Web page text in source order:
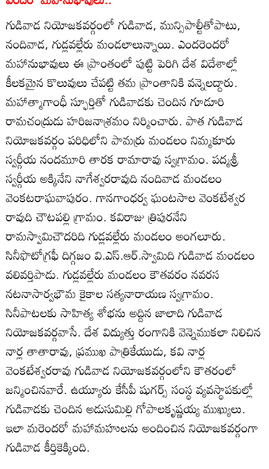
గుడివాడ నియోజకవర్గంలో గుడివాడ, మున్సిపాల్టీతోపాటు,
నందివాడ, గుడ్లవల్లేరు మండలాలున్నాయి. ఎందరెందరో
మహానుభావులు ఈ ప్రాంతంలో పుట్టి పెరిగి దేశ విదేశాల్లో
కీలకమైన కొలువులు చేపట్టి తమ ప్రాంతానికి వన్నెలద్దారు.
మహాత్మాగాంధీ స్ఫూర్తితో గుడివాడకు చెందిన గూడూరి
రామచంద్రుడు హరిజనాశ్రమం నిర్మించారు. పాత గుడివాడ
నియోజకవర్గం పరిధిలోని పామర్రు మండలం నిమ్మకూరు
స్వర్గీయ నందమూరి తారక రామారావు స్వగ్రామం. పద్మశ్రీ
స్వర్గీయ అక్కినేని నాగేశ్వరరావుది నందివాడ మండలం
వెంకటరాఘవాపురం. గానగాంధర్వ ఘంటసాల వెంకటేశ్వర
రావుది చౌటపల్లి గ్రామం. కవిరాజు త్రిపురనేని
రామస్వామిచౌదరిది గుడ్లవల్లేరు మండలం అంగలూరు.
సినీఫొటోగ్రఫీ దిగ్గజం వి.ఎస్‌.ఆర్‌.స్వామిది గుడివాడ మండలం
వలివర్తిపాడు. గుడ్లవల్లేరు మండలం కౌతవరం నవరస
నటనాసార్వభౌమ కైకాల సత్యనారాయణ స్వగ్రామం.
సినీపాటలకు సాహిత్య శోభను అద్దిన జాలాది గుడివాడ
నియోజకవర్గవాసే. దేశ విద్యుత్తు రంగానికి వెన్నెముకలా నిలిచిన
నార్ల తాతారావు, ప్రముఖ పాత్రికేయుడు, కవి నార్ల
వెంకటేశ్వరరావు గుడివాడ నియోజకవర్గంలోని కౌతరంలో
జన్మించినవారే. ఉయ్యూరు కేసీపీ షుగర్స్‌ సంస్థ వ్యవస్థాపకుల్లో
గుడివాడకు చెందిన అడుసుమిల్లి గోపాలకృష్ణయ్య ముఖ్యులు.
ఇలా మరెందరో మహామహులను అందించిన నియోజకవర్గంగా
గుడివాడ కీర్తికెక్కింది.